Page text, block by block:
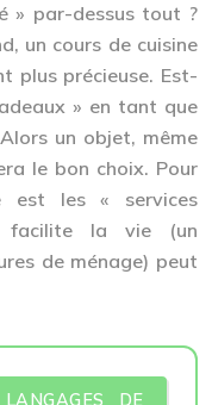
» par-dessus tout ?
un cours de cuisine
plus précieuse. Est-
» en tant que
un objet, même
le bon choix. Pour
est les « services
facilite la vie (un
de ménage) peut
DE